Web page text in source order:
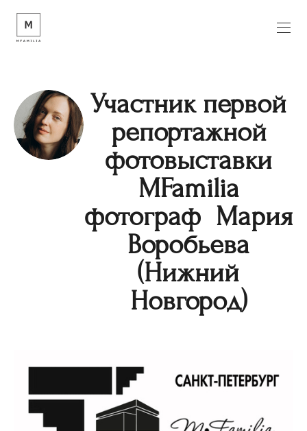
Участник первой
репортажной
фотовыставки
MFamilia
фотограф Мария
Воробьева
(Нижний
Новгород)